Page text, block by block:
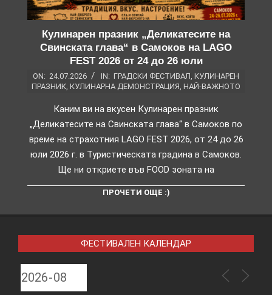
Кулинарен празник „Деликатесите на
Свинската глава“ в Самоков на LAGO
FEST 2026 от 24 до 26 юли
ON: 24.07.2026 IN: ГРАДСКИ ФЕСТИВАЛ, КУЛИНАРЕН
ПРАЗНИК, КУЛИНАРНА ДЕМОНСТРАЦИЯ, НАЙ-ВАЖНОТО
Каним ви на вкусен Кулинарен празник
„Деликатесите на Свинската глава“ в Самоков по
време на страхотния LAGO FEST 2026, от 24 до 26
юли 2026 г. в Туристическата градина в Самоков.
Ще ни откриете във FOOD зоната на
ПРОЧЕТИ ОЩЕ :)
ФЕСТИВАЛЕН КАЛЕНДАР